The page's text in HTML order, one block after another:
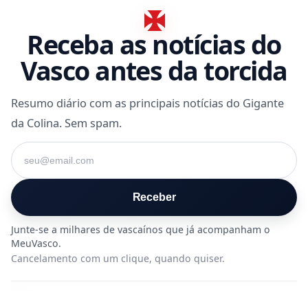
Receba as notícias do
Vasco antes da torcida
Resumo diário com as principais notícias do Gigante
da Colina. Sem spam.
Seu e-mail
Receber
Cancelamento com um clique, quando quiser.